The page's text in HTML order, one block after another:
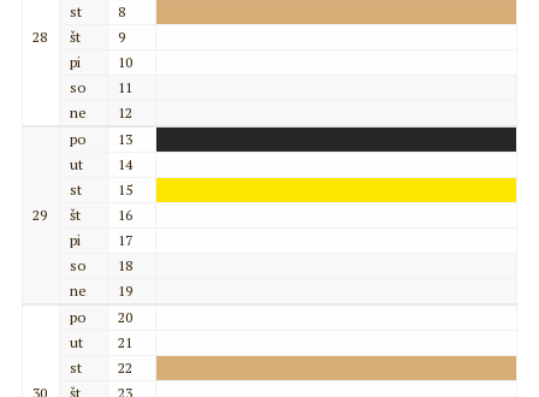
28
st
8
št
9
pi
10
so
11
ne
12
29
po
13
ut
14
st
15
št
16
pi
17
so
18
ne
19
30
po
20
ut
21
st
22
št
23